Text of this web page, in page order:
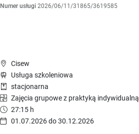
Numer usługi 2026/06/11/31865/3619585
Cisew
Usługa szkoleniowa
stacjonarna
Zajęcia grupowe z praktyką indywidualną
27:15 h
01.07.2026 do 30.12.2026